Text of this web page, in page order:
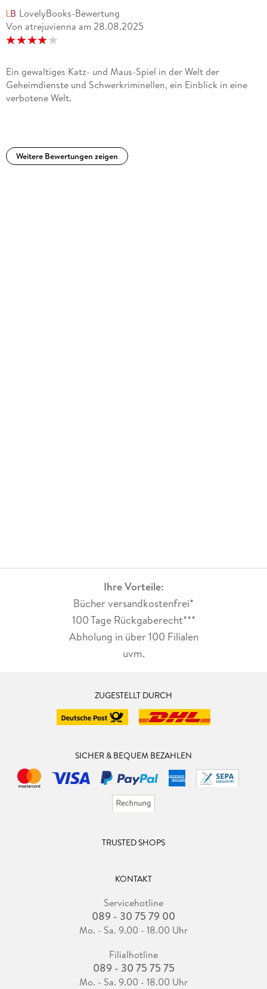
stattdessen ein komplexer Roman, dem man auf jeder Seite
anmerkt, wie akribisch sich ihr Schöpfer in die Materie
eingearbeitet hat. « Wortgestalt
LovelyBooks-Bewertung
Von atrejuvienna am 28.08.2025
Ein gewaltiges Katz- und Maus-Spiel in der Welt der
Geheimdienste und Schwerkriminellen, ein Einblick in eine
verbotene Welt.
Weitere Bewertungen zeigen
Ihre Vorteile:
Bücher versandkostenfrei*
100 Tage Rückgaberecht***
Abholung in über 100 Filialen
uvm.
ZUGESTELLT DURCH
SICHER & BEQUEM BEZAHLEN
TRUSTED SHOPS
KONTAKT
Servicehotline
089 - 30 75 79 00
Mo. - Sa. 9.00 - 18.00 Uhr
Filialhotline
089 - 30 75 75 75
Mo. - Sa. 9.00 - 18.00 Uhr